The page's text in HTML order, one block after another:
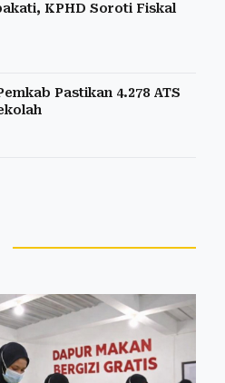
KPHD Soroti Fiskal
Pastikan 4.278 ATS